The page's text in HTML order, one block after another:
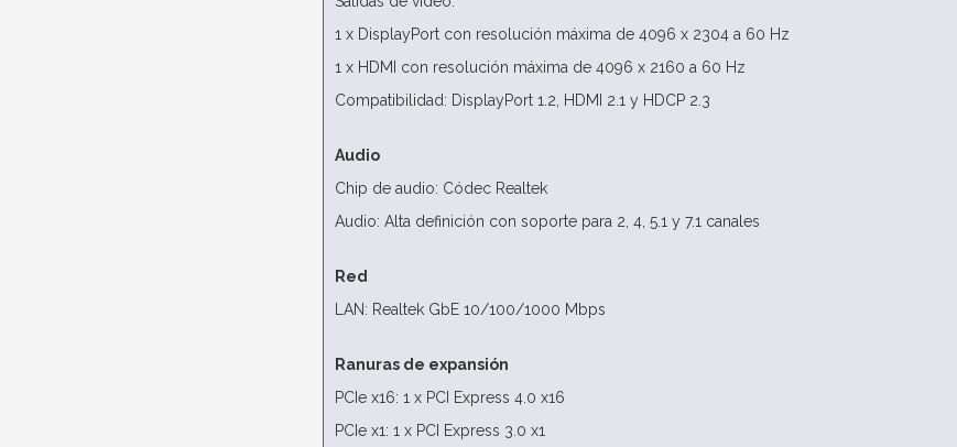
1 x DisplayPort con resolución máxima de 4096 x 2304 a 60 Hz
1 x HDMI con resolución máxima de 4096 x 2160 a 60 Hz
Compatibilidad: DisplayPort 1.2, HDMI 2.1 y HDCP 2.3
Audio
Chip de audio: Códec Realtek
Audio: Alta definición con soporte para 2, 4, 5.1 y 7.1 canales
Red
LAN: Realtek GbE 10/100/1000 Mbps
Ranuras de expansión
PCIe x16: 1 x PCI Express 4.0 x16
PCIe x1: 1 x PCI Express 3.0 x1